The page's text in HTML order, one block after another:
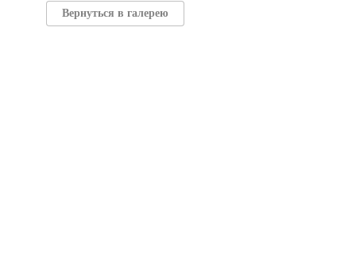
Вернуться в галерею